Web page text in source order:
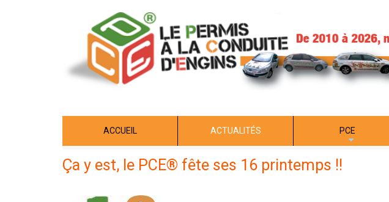
ACCUEIL ACTUALITÉS
+
PCE
Ça y est, le PCE® fête ses 16 printemps !!